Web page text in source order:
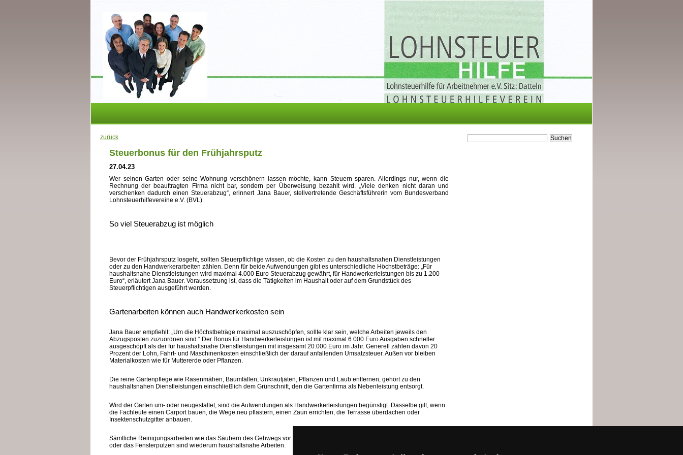
zurück
Steuerbonus für den Frühjahrsputz
27.04.23
Wer seinen Garten oder seine Wohnung verschönern lassen möchte, kann Steuern sparen. Allerdings nur, wenn die
Rechnung der beauftragten Firma nicht bar, sondern per Überweisung bezahlt wird. „Viele denken nicht daran und
verschenken dadurch einen Steuerabzug“, erinnert Jana Bauer, stellvertretende Geschäftsführerin vom Bundesverband
Lohnsteuerhilfevereine e.V. (BVL).
So viel Steuerabzug ist möglich
Bevor der Frühjahrsputz losgeht, sollten Steuerpflichtige wissen, ob die Kosten zu den haushaltsnahen Dienstleistungen
oder zu den Handwerkerarbeiten zählen. Denn für beide Aufwendungen gibt es unterschiedliche Höchstbeträge: „Für
haushaltsnahe Dienstleistungen wird maximal 4.000 Euro Steuerabzug gewährt, für Handwerkerleistungen bis zu 1.200
Euro“, erläutert Jana Bauer. Voraussetzung ist, dass die Tätigkeiten im Haushalt oder auf dem Grundstück des
Steuerpflichtigen ausgeführt werden.
Gartenarbeiten können auch Handwerkerkosten sein
Jana Bauer empfiehlt: „Um die Höchstbeträge maximal auszuschöpfen, sollte klar sein, welche Arbeiten jeweils den
Abzugsposten zuzuordnen sind.“ Der Bonus für Handwerkerleistungen ist mit maximal 6.000 Euro Ausgaben schneller
ausgeschöpft als der für haushaltsnahe Dienstleistungen mit insgesamt 20.000 Euro im Jahr. Generell zählen davon 20
Prozent der Lohn, Fahrt- und Maschinenkosten einschließlich der darauf anfallenden Umsatzsteuer. Außen vor bleiben
Materialkosten wie für Muttererde oder Pflanzen.
Die reine Gartenpflege wie Rasenmähen, Baumfällen, Unkrautjäten, Pflanzen und Laub entfernen, gehört zu den
haushaltsnahen Dienstleistungen einschließlich dem Grünschnitt, den die Gartenfirma als Nebenleistung entsorgt.
Wird der Garten um- oder neugestaltet, sind die Aufwendungen als Handwerkerleistungen begünstigt. Dasselbe gilt, wenn
die Fachleute einen Carport bauen, die Wege neu pflastern, einen Zaun errichten, die Terrasse überdachen oder
Insektenschutzgitter anbauen.
Sämtliche Reinigungsarbeiten wie das Säubern des Gehwegs vor dem Wohngrundstück, das Reinigen der Abflussrohre
oder das Fensterputzen sind wiederum haushaltsnahe Arbeiten.